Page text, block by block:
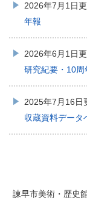
2026年7月1日
年報
2026年6月1日
研究紀要・10周
2025年7月16日
収蔵資料データ
諫早市美術・歴史